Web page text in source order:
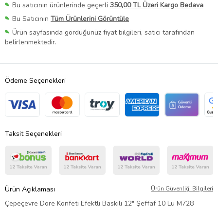
Bu satıcının ürünlerinde geçerli 350,00 TL Üzeri Kargo Bedava
Bu Satıcının Tüm Ürünlerini Görüntüle
Ürün sayfasında gördüğünüz fiyat bilgileri, satıcı tarafından
belirlenmektedir.
Ödeme Seçenekleri
Taksit Seçenekleri
Ürün Açıklaması Ürün Güvenliği Bilgileri
Çepeçevre Dore Konfeti Efektli Baskılı 12" Şeffaf 10 Lu M728